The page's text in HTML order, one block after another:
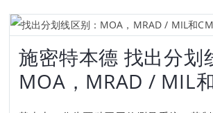
施密特本德 找出分划
MOA，MRAD / MIL